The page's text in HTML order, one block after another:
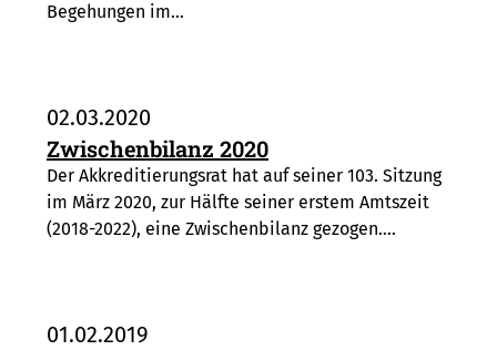
Begehungen im…
02.03.2020
Zwischenbilanz 2020
Der Akkreditierungsrat hat auf seiner 103. Sitzung
im März 2020, zur Hälfte seiner erstem Amtszeit
(2018-2022), eine Zwischenbilanz gezogen.…
01.02.2019